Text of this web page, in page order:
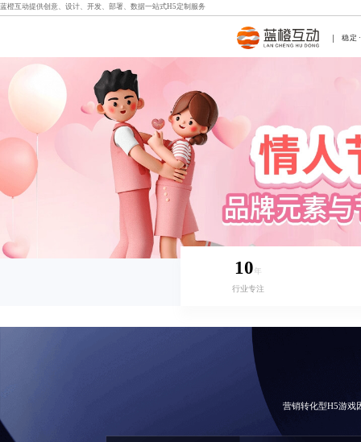
蓝橙互动提供创意、设计、开发、部署、数据一站式H5定制 服务
稳定
10年
行业专注
营销转化型H5游戏